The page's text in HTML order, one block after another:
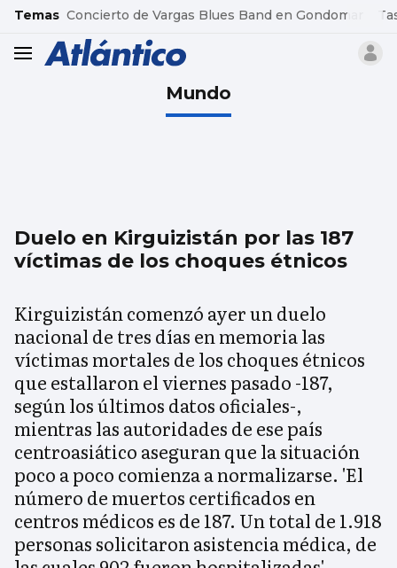
common.go-to-content
Temas Concierto de Vargas Blues Band en Gondomar
header.menu.open
Mundo
Duelo en Kirguizistán por las 187
víctimas de los choques étnicos
Kirguizistán comenzó ayer un duelo
nacional de tres días en memoria las
víctimas mortales de los choques étnicos
que estallaron el viernes pasado -187,
según los últimos datos oficiales-,
mientras las autoridades de ese país
centroasiático aseguran que la situación
poco a poco comienza a normalizarse. 'El
número de muertos certificados en
centros médicos es de 187. Un total de 1.918
personas solicitaron asistencia médica, de